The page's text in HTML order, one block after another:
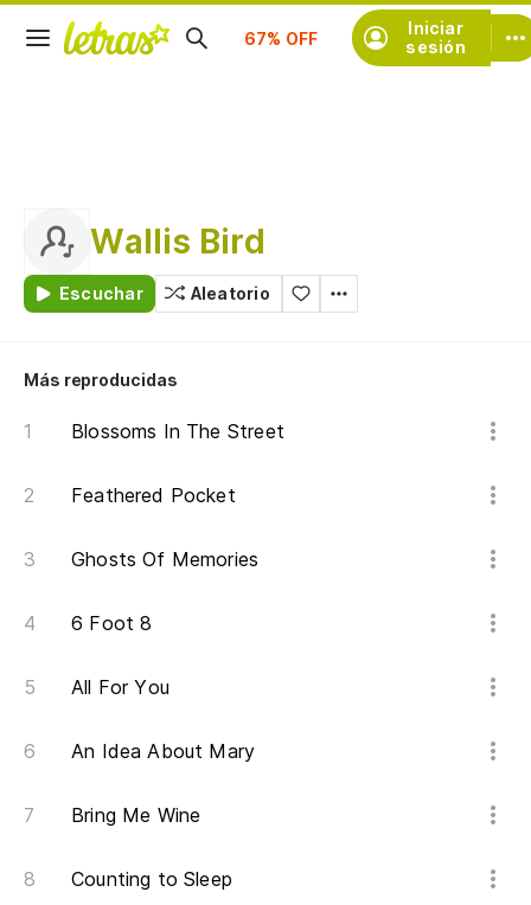
Iniciar
sesión
Suscríbete
Wallis Bird
Escuchar Aleatorio
Más reproducidas
Blossoms In The Street
Feathered Pocket
Ghosts Of Memories
6 Foot 8
All For You
An Idea About Mary
Bring Me Wine
Counting to Sleep